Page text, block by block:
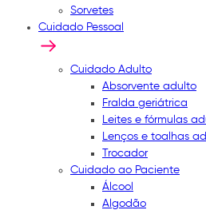
Sorvetes
Cuidado Pessoal
Cuidado Adulto
Absorvente adulto
Fralda geriátrica
Leites e fórmulas
Lenços e toalhas
Trocador
Cuidado ao Paciente
Álcool
Algodão